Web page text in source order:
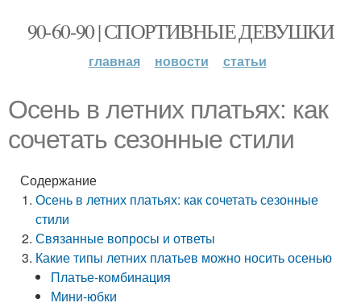
90-60-90 | СПОРТИВНЫЕ ДЕВУШКИ
главная новости статьи
Осень в летних платьях: как
сочетать сезонные стили
Содержание
Осень в летних платьях: как сочетать сезонные
стили
Связанные вопросы и ответы
Какие типы летних платьев можно носить осенью
Платье-комбинация
Мини-юбки